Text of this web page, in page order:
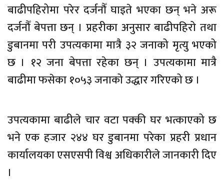
बाढीपहिरोमा परेर दर्जनौँ घाइते भएका छन् भने अरू
दर्जनौँ बेपत्ता छन् । प्रहरीका अनुसार बाढीपहिरो तथा
डुबानमा परी उपत्यकामा मात्रै ३२ जनाको मृत्यु भएको
छ । १२ जना बेपत्ता रहेका छन् । उपत्यकामा मात्रै
बाढीमा फसेका १०५३ जनाको उद्धार गरिएको छ ।
उपत्यकामा बाढीले चार वटा पक्की घर भत्काएको छ
भने एक हजार २४४ घर डुबानमा परेका प्रहरी प्रधान
कार्यालयका एसएसपी विश्व अधिकारीले जानकारी दिए
।